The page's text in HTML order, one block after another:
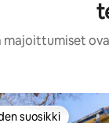
suosikki